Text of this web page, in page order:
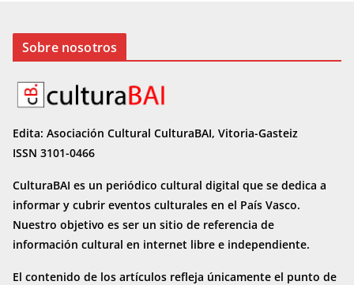
Sobre nosotros
Edita: Asociación Cultural CulturaBAI, Vitoria-Gasteiz
ISSN 3101-0466
CulturaBAI es un periódico cultural digital que se dedica a
informar y cubrir eventos culturales en el País Vasco.
Nuestro objetivo es ser un sitio de referencia de
información cultural en internet libre e independiente.
El contenido de los artículos refleja únicamente el punto de